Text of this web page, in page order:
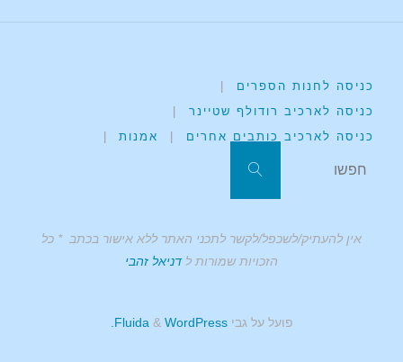
כניסה לחנות הספרים
|
כניסה לארכיב רודולף שטיינר
|
כניסה לארכיב כותבים אחרים
| אמנות |
אין להעתיק/לשכפל/לקשר לתכני האתר ללא אישור בכתב * כל
הזכויות שמורות לדניאל זהבי
פועל על גבי Fluida
& WordPress.